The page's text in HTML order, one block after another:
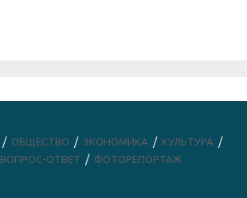
ОБЩЕСТВО ЭКОНОМИКА
КУЛЬТУРА
ВОПРОС-ОТВЕТ ФОТОРЕПОРТАЖ